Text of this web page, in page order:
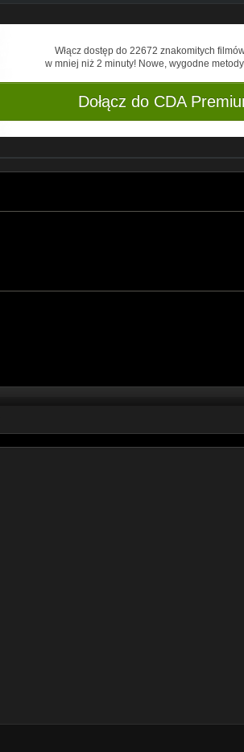
Włącz dostęp do 22672 znakomitych
w mniej niż 2 minuty! Nowe, wygodne
Dołącz do CDA